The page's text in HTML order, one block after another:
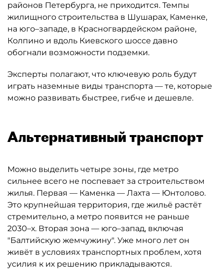
районов Петербурга, не приходится. Темпы
жилищного строительства в Шушарах, Каменке,
на юго–западе, в Красногвардейском районе,
Колпино и вдоль Киевского шоссе давно
обогнали возможности подземки.
Эксперты полагают, что ключевую роль будут
играть наземные виды транспорта — те, которые
можно развивать быстрее, гибче и дешевле.
Альтернативный транспорт
Можно выделить четыре зоны, где метро
сильнее всего не поспевает за строительством
жилья. Первая — Каменка — Лахта — Юнтолово.
Это крупнейшая территория, где жильё растёт
стремительно, а метро появится не раньше
2030–х. Вторая зона — юго–запад, включая
"Балтийскую жемчужину". Уже много лет он
живёт в условиях транспортных проблем, хотя
усилия к их решению прикладываются.